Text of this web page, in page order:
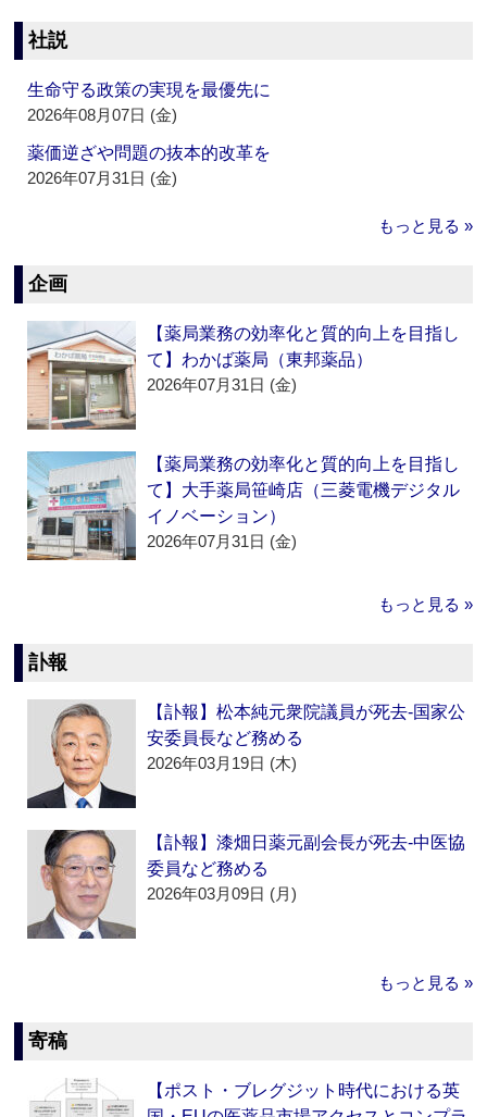
社説
生命守る政策の実現を最優先に
2026年08月07日 (金)
薬価逆ざや問題の抜本的改革を
2026年07月31日 (金)
もっと見る »
企画
【薬局業務の効率化と質的向上を目指し
て】わかば薬局（東邦薬品）
2026年07月31日 (金)
【薬局業務の効率化と質的向上を目指し
て】大手薬局笹崎店（三菱電機デジタル
イノベーション）
2026年07月31日 (金)
もっと見る »
訃報
【訃報】松本純元衆院議員が死去‐国家公
安委員長など務める
2026年03月19日 (木)
【訃報】漆畑日薬元副会長が死去‐中医協
委員など務める
2026年03月09日 (月)
もっと見る »
寄稿
【ポスト・ブレグジット時代における英